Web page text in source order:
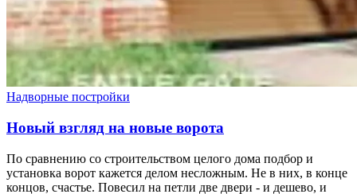
Надворные постройки
Новый взгляд на новые ворота
По сравнению со строительством целого дома подбор и
установка ворот кажется делом несложным. Не в них, в конце
концов, счастье. Повесил на петли две двери - и дешево, и